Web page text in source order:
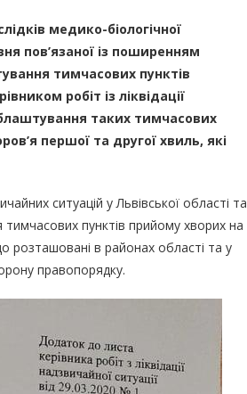
медико-біологічної
пов’язаної із поширенням
тимчасових пунктів
робіт із ліквідації
таких тимчасових
першої та другої хвиль, які
ситуацій у Львівської області та
пунктів прийому хворих на
розташовані в районах області та у
правопорядку.